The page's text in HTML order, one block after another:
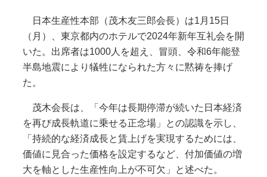
日本生産性本部（茂木友三郎会長）は1月15日
（月）、東京都内のホテルで2024年新年互礼会を開
いた。出席者は1000人を超え、冒頭、令和6年能登
半島地震により犠牲になられた方々に黙祷を捧げ
た。
茂木会長は、「今年は長期停滞が続いた日本経済
を再び成長軌道に乗せる正念場」との認識を示し、
「持続的な経済成長と賃上げを実現するためには、
価値に見合った価格を設定するなど、付加価値の増
大を軸とした生産性向上が不可欠」と述べた。